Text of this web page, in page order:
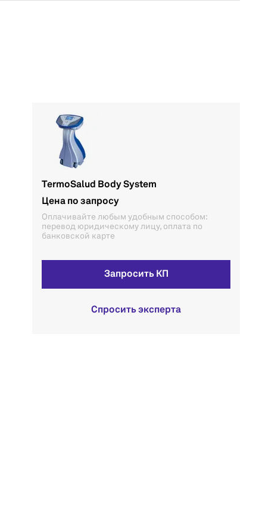
TermoSalud Body System
Цена по запросу
Оплачивайте любым удобным способом:
перевод юридическому лицу, оплата по
банковской карте
Запросить КП
Спросить эксперта